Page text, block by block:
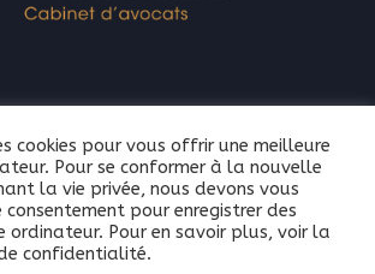
–Politique de confidentialité –
cabinet –Les avocats
du travail et de la protection sociale – Droit civil
– Droit de la construction – Droit immobilier –
cookies pour vous offrir une meilleure
Pour se conformer à la nouvelle
la vie privée, nous devons vous
pour enregistrer des
ordinateur. Pour en savoir plus, voir la
confidentialité.